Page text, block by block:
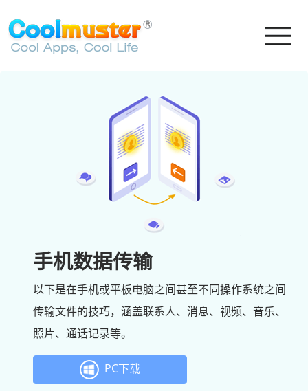
手机数据传输
以下是在手机或平板电脑之间甚至不同操作系统之间
传输文件的技巧，涵盖联系人、消息、视频、音乐、
照片、通话记录等。
PC下载